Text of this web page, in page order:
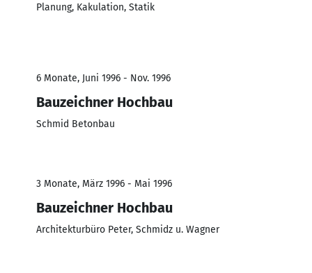
Planung, Kakulation, Statik
6 Monate, Juni 1996 - Nov. 1996
Bauzeichner Hochbau
Schmid Betonbau
3 Monate, März 1996 - Mai 1996
Bauzeichner Hochbau
Architekturbüro Peter, Schmidz u. Wagner